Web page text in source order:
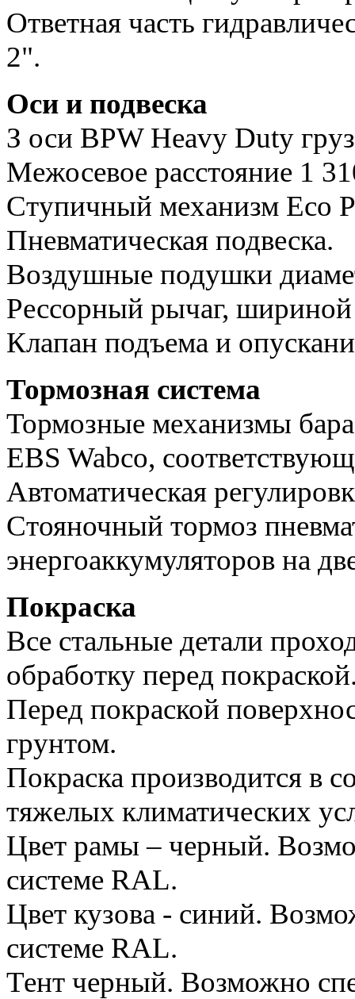
Ответная часть
2".
Оси и подвеска
З оси BPW Heavy Duty
Межосевое расстояние 1
Ступичный механизм Eco
Пневматическая подвеска.
Воздушные подушки
Рессорный рычаг,
Клапан подъема и
Тормозная система
Тормозные механизмы
EBS Wabco,
Автоматическая
Стояночный тормоз
энергоаккумуляторов на
Покраска
Все стальные детали
обработку перед
Перед покраской
грунтом.
Покраска производится в
тяжелых климатических
Цвет рамы – черный.
системе RAL.
Цвет кузова - синий.
системе RAL.
Тент черный. Возможно